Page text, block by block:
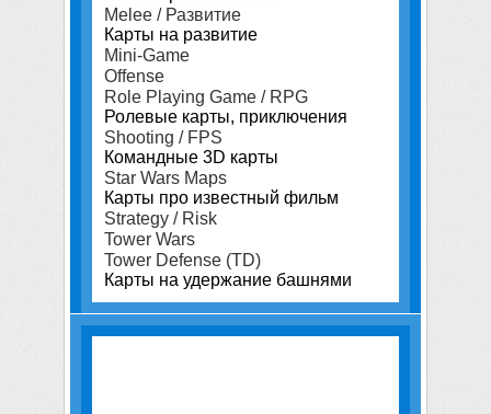
Melee / Развитие
Карты на развитие
Mini-Game
Offense
Role Playing Game / RPG
Ролевые карты, приключения
Shooting / FPS
Командные 3D карты
Star Wars Maps
Карты про известный фильм
Strategy / Risk
Tower Wars
Tower Defense (TD)
Карты на удержание башнями